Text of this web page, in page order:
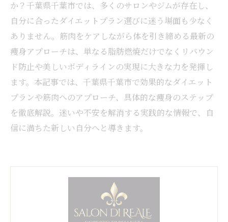
か？千葉県千葉市では、多くのサロンやジムが存在し、
自分に合ったダイエットプラン選びに迷う場面も少なく
ありません。筋肉をケアしながら体を引き締める最新の
痩身アプローチは、単なる脂肪燃焼だけでなくリバウン
ド防止や美しいボディラインの実現に大きな力を発揮し
ます。本記事では、千葉県千葉市で効果的なダイエット
プランや筋肉へのアプローチ、具体的な痩身のステップ
を徹底解説。迷いや不安を解消する実践的な情報で、自
信に満ちた新しい自分へと導きます。